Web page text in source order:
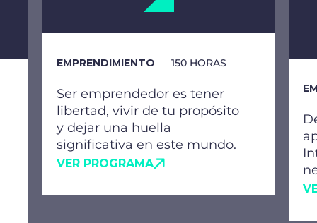
EMPRENDIMIENTO 150 HORAS
Ser emprendedor es tener
libertad, vivir de tu propósito
y dejar una huella
significativa en este mundo.
VER PROGRAMA